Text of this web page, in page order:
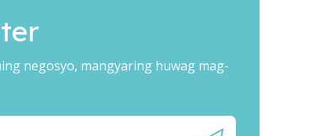
negosyo, mangyaring huwag mag-